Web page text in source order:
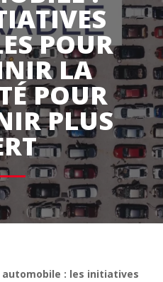
POUR
LA
POUR
PLUS
: les initiatives